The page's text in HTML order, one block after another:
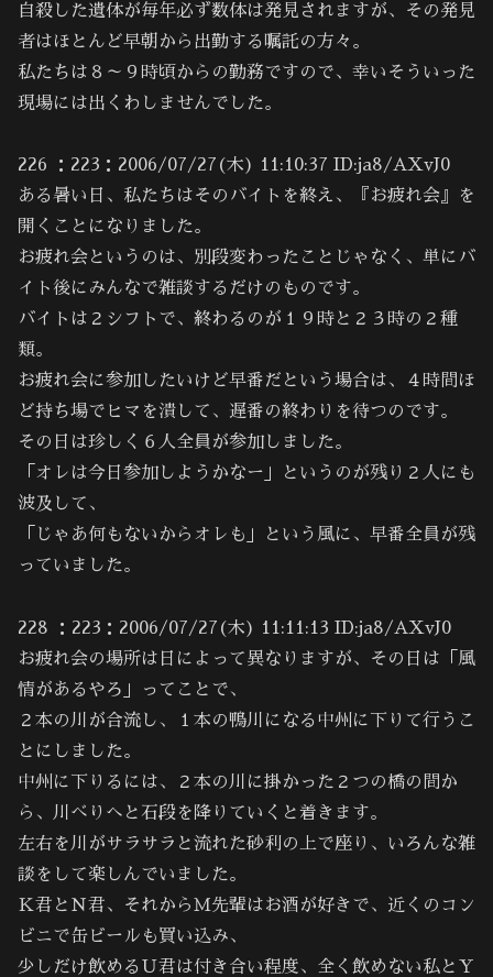
自殺した遺体が毎年必ず数体は発見されますが、その発見
者はほとんど早朝から出勤する嘱託の方々。
私たちは８～９時頃からの勤務ですので、幸いそういった
現場には出くわしませんでした。
226 ：223：2006/07/27(木) 11:10:37 ID:ja8/AXvJ0
ある暑い日、私たちはそのバイトを終え、『お疲れ会』を
開くことになりました。
お疲れ会というのは、別段変わったことじゃなく、単にバ
イト後にみんなで雑談するだけのものです。
バイトは２シフトで、終わるのが１９時と２３時の２種
類。
お疲れ会に参加したいけど早番だという場合は、４時間ほ
ど持ち場でヒマを潰して、遅番の終わりを待つのです。
その日は珍しく６人全員が参加しました。
「オレは今日参加しようかなー」というのが残り２人にも
波及して、
「じゃあ何もないからオレも」という風に、早番全員が残
っていました。
228 ：223：2006/07/27(木) 11:11:13 ID:ja8/AXvJ0
お疲れ会の場所は日によって異なりますが、その日は「風
情があるやろ」ってことで、
２本の川が合流し、１本の鴨川になる中州に下りて行うこ
とにしました。
中州に下りるには、２本の川に掛かった２つの橋の間か
ら、川べりへと石段を降りていくと着きます。
左右を川がサラサラと流れた砂利の上で座り、いろんな雑
談をして楽しんでいました。
Ｋ君とＮ君、それからＭ先輩はお酒が好きで、近くのコン
ビニで缶ビールも買い込み、
少しだけ飲めるＵ君は付き合い程度、全く飲めない私とＹ